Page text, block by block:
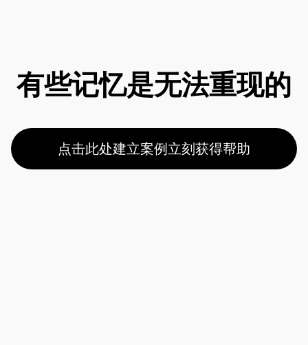
有些记忆是无法重现的
点击此处建立案例立刻获得帮助